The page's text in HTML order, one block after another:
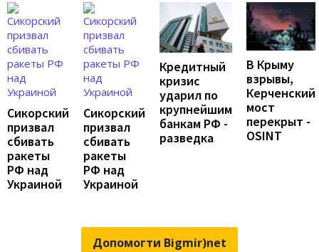
Сикорский
призвал
сбивать
ракеты
РФ над
Украиной
Сикорский
призвал
сбивать
ракеты
РФ над
Украиной
Кредитный
кризис
ударил по
крупнейшим
банкам РФ -
разведка
В Крыму
взрывы,
Керченский
мост
перекрыт -
OSINT
Допомогти Bigmir)net